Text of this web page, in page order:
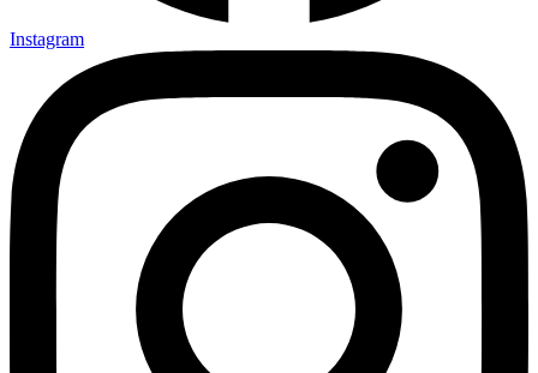
Instagram